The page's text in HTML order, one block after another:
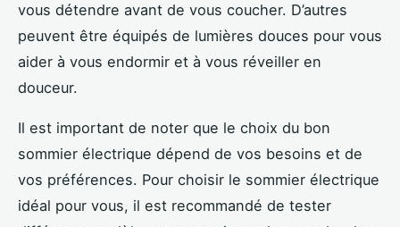
vous détendre avant de vous coucher. D’autres
peuvent être équipés de lumières douces pour vous
aider à vous endormir et à vous réveiller en
douceur.
Il est important de noter que le choix du bon
sommier électrique dépend de vos besoins et de
vos préférences. Pour choisir le sommier électrique
idéal pour vous, il est recommandé de tester